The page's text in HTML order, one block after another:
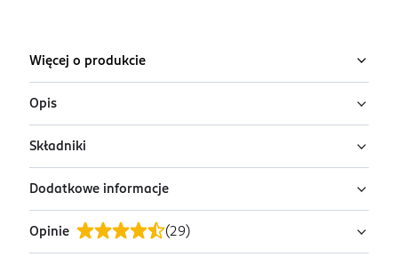
Więcej o produkcie
Opis
Długa broda wymaga codziennej, ochronnej
pielęgnacji, która łagodzi swędzenie i odżywia skórę.
Swędzi Cię skóra pod brodą? Wypróbuj olejek do brody
i skóry Barber Club od L’Oréal Men Expert.
Składniki
ISOPROPYL PALMITATE, CAPRYLIC/CAPRIC
TRIGLYCERIDE, POLYBUTENE, ALCOHOL DENAT., PARFUM,
CAPRYLYL GLYCOL, PENTAERYTHRITYL TETRA-DI-T-
Dodatkowe informacje
PRZYGOTOWANIE I STOSOWANIE
Opinie (29)